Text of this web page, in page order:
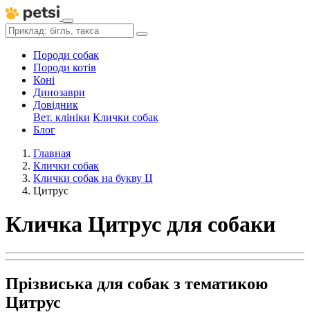
Породи собак
Породи котів
Коні
Динозаври
Довідник
Вет. клініки Клички собак
Блог
Главная
Клички собак
Клички собак на букву Ц
Цитрус
Кличка Цитрус для собаки
Прізвиська для собак з тематикою
Цитрус